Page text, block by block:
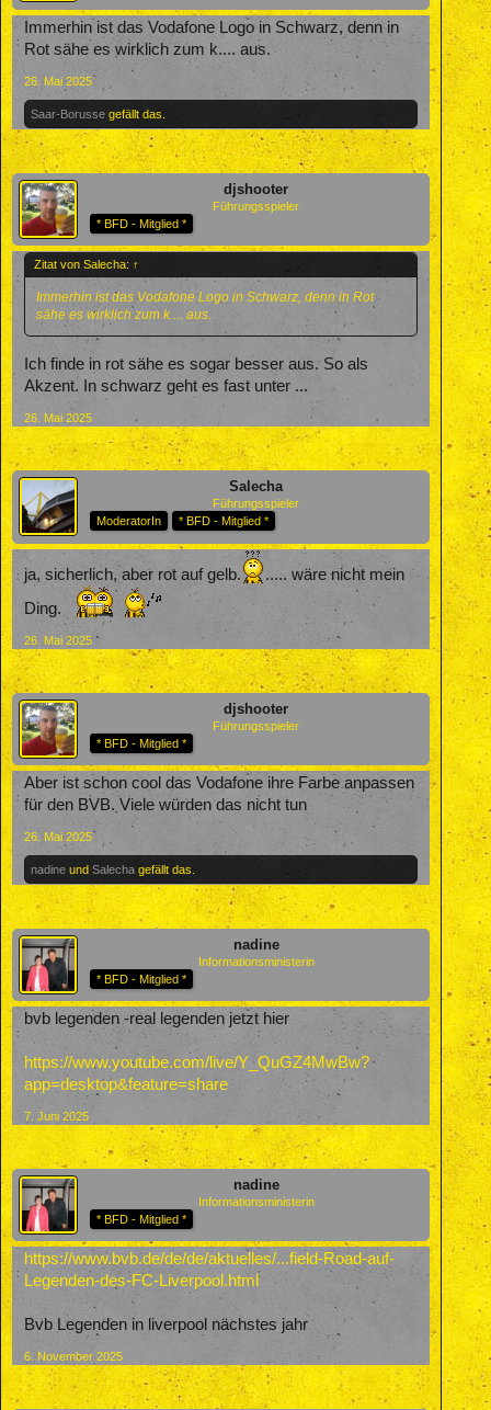
Immerhin ist das Vodafone Logo in Schwarz, denn in
Rot sähe es wirklich zum k.... aus.
26. Mai 2025
Saar-Borusse gefällt das.
djshooter
Führungsspieler
* BFD - Mitglied *
Zitat von Salecha: ↑
Immerhin ist das Vodafone Logo in Schwarz, denn in Rot
sähe es wirklich zum k.... aus.
Ich finde in rot sähe es sogar besser aus. So als
Akzent. In schwarz geht es fast unter ...
26. Mai 2025
Salecha
Führungsspieler
ModeratorIn
* BFD - Mitglied *
ja, sicherlich, aber rot auf gelb.
..... wäre nicht mein
Ding.
26. Mai 2025
djshooter
Führungsspieler
* BFD - Mitglied *
Aber ist schon cool das Vodafone ihre Farbe anpassen
für den BVB. Viele würden das nicht tun
26. Mai 2025
nadine und Salecha gefällt das.
nadine
Informationsministerin
* BFD - Mitglied *
bvb legenden -real legenden jetzt hier
https://www.youtube.com/live/Y_QuGZ4MwBw?
app=desktop&feature=share
7. Juni 2025
nadine
Informationsministerin
* BFD - Mitglied *
https://www.bvb.de/de/de/aktuelles/...field-Road-auf-
Legenden-des-FC-Liverpool.html
Bvb Legenden in liverpool nächstes jahr
6. November 2025